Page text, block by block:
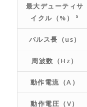
最大デューティサ
イクル（%） ⁵
パルス長（us）
周波数（Hz）
動作電流（A）
動作電圧（V）